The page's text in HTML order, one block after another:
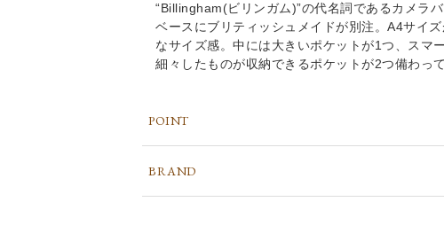
“Billingham(ビリンガム)”の代名詞であるカメラ
ベースにブリティッシュメイドが別注。A4サイ
なサイズ感。中には大きいポケットが1つ、スマ
細々したものが収納できるポケットが2つ備わって
POINT
BRAND